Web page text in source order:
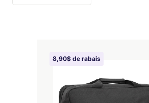
8,90$ de rabais